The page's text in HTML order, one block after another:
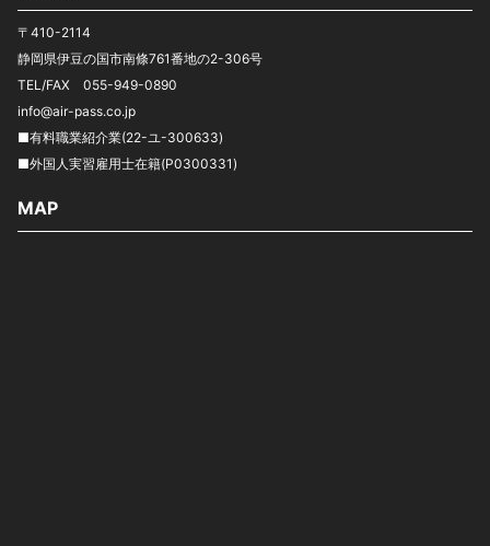
〒410-2114
静岡県伊豆の国市南條761番地の2-306号
TEL/FAX 055-949-0890
info@air-pass.co.jp
■有料職業紹介業(22-ユ-300633)
■外国人実習雇用士在籍(P0300331)
MAP